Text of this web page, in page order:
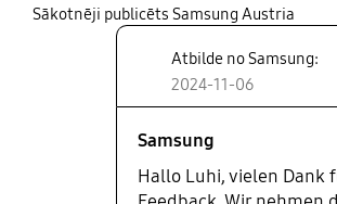
besser halten zu können, beim
Beispiel ist der Ausschnitt
und deckt die untere Fotolinse
Sākotnēji publicēts Samsung Austria
Atbilde no Samsung:
2024-11-06
Samsung
Hallo Luhi, vielen Dank